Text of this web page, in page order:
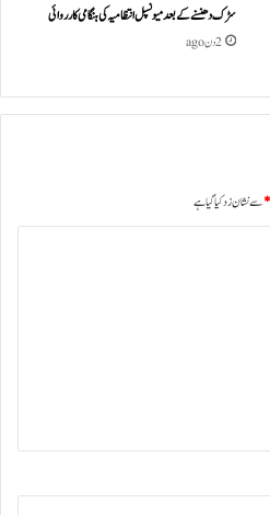
سڑک دھنسنے کے بعد میونسپل انتظامیہ کی ہنگامی کارروائی
2 دن ago
*سے نشان زد کیا گیا ہے